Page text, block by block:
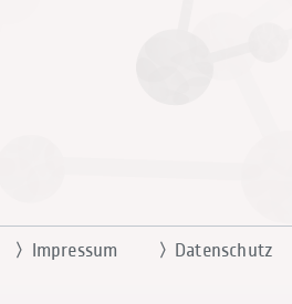
Impressum Datenschutz